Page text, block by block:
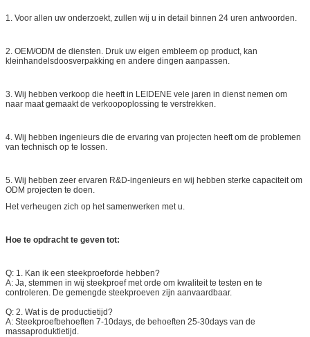
1. Voor allen uw onderzoekt, zullen wij u in detail binnen 24 uren antwoorden.
2. OEM/ODM de diensten. Druk uw eigen embleem op product, kan
kleinhandelsdoosverpakking en andere dingen aanpassen.
3. Wij hebben verkoop die heeft in LEIDENE vele jaren in dienst nemen om
naar maat gemaakt de verkoopoplossing te verstrekken.
4. Wij hebben ingenieurs die de ervaring van projecten heeft om de problemen
van technisch op te lossen.
5. Wij hebben zeer ervaren R&D-ingenieurs en wij hebben sterke capaciteit om
ODM projecten te doen.
Het verheugen zich op het samenwerken met u.
Hoe te opdracht te geven tot:
Q: 1. Kan ik een steekproeforde hebben?
A: Ja, stemmen in wij steekproef met orde om kwaliteit te testen en te
controleren. De gemengde steekproeven zijn aanvaardbaar.
Q: 2. Wat is de productietijd?
A: Steekproefbehoeften 7-10days, de behoeften 25-30days van de
massaproduktietijd.